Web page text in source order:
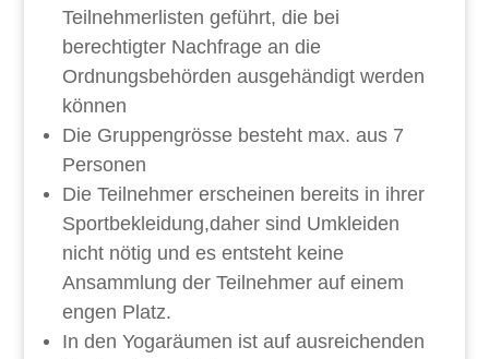
Teilnehmerlisten geführt, die bei
berechtigter Nachfrage an die
Ordnungsbehörden ausgehändigt werden
können
Die Gruppengrösse besteht max. aus 7
Personen
Die Teilnehmer erscheinen bereits in ihrer
Sportbekleidung,daher sind Umkleiden
nicht nötig und es entsteht keine
Ansammlung der Teilnehmer auf einem
engen Platz.
In den Yogaräumen ist auf ausreichenden